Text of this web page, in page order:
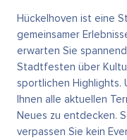
Hückelhoven ist eine
gemeinsamer
erwarten Sie
Stadtfesten über
sportlichen Highlights.
Ihnen alle aktuellen
Neues zu entdecken.
verpassen Sie kein